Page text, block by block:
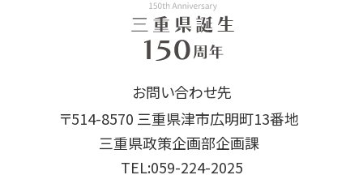
お問い合わせ先
〒514-8570 三重県津市広明町13番地
三重県政策企画部企画課
TEL:059-224-2025